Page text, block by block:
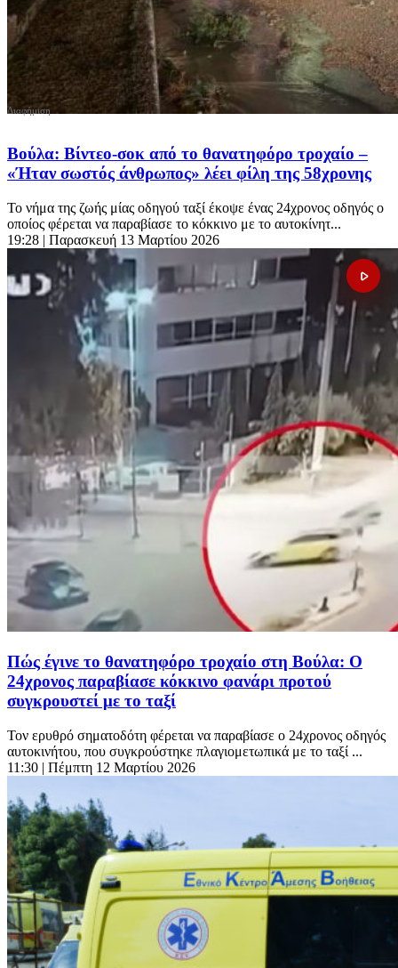
Βούλα: Βίντεο-σοκ από το θανατηφόρο τροχαίο –
«Ήταν σωστός άνθρωπος» λέει φίλη της 58χρονης
Το νήμα της ζωής μίας οδηγού ταξί έκοψε ένας 24χρονος οδηγός ο
οποίος φέρεται να παραβίασε το κόκκινο με το αυτοκίνητ...
19:28 | Παρασκευή 13 Μαρτίου 2026
Πώς έγινε το θανατηφόρο τροχαίο στη Βούλα: Ο
24χρονος παραβίασε κόκκινο φανάρι προτού
συγκρουστεί με το ταξί
Τον ερυθρό σηματοδότη φέρεται να παραβίασε ο 24χρονος οδηγός
αυτοκινήτου, που συγκρούστηκε πλαγιομετωπικά με το ταξί ...
11:30 | Πέμπτη 12 Μαρτίου 2026